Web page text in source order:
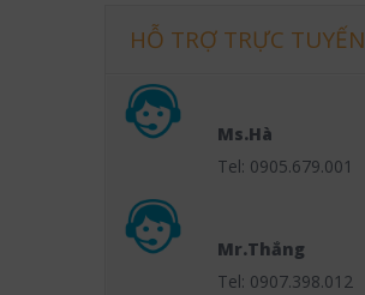
HỖ TRỢ TRỰC TUYẾN
Ms.Hà
Tel: 0905.679.001
Mr.Thắng
Tel: 0907.398.012